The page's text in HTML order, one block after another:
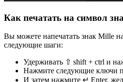
Как печатать на символ
Вы можете напечатать знак Mille
следующие шаги:
Удерживать ⇧ shift + ctrl и
Нажмите следующие ключи
И затем нажмите ↵ Enter,